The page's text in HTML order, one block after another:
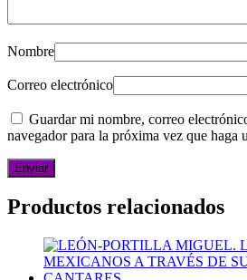
Nombre
Correo electrónico
Guardar mi nombre, correo
navegador para la próxima vez que haga
Productos relacionados